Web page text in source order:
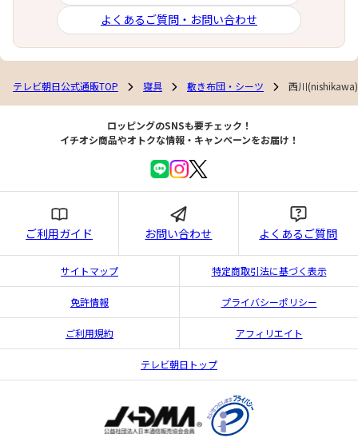
よくあるご質問・お問い合わせ
テレビ朝日公式通販TOP 寝具 敷き布団・シーツ 西川
ロッピングのSNSも要チェック！
イチオシ商品やオトクな情報・キャンペーンをお届け！
ご利用ガイド お問い合わせ よくあるご質問
サイトマップ 特定商取引法に基づく表示
免許情報 プライバシーポリシー
ご利用規約 アフィリエイト
テレビ朝日トップ